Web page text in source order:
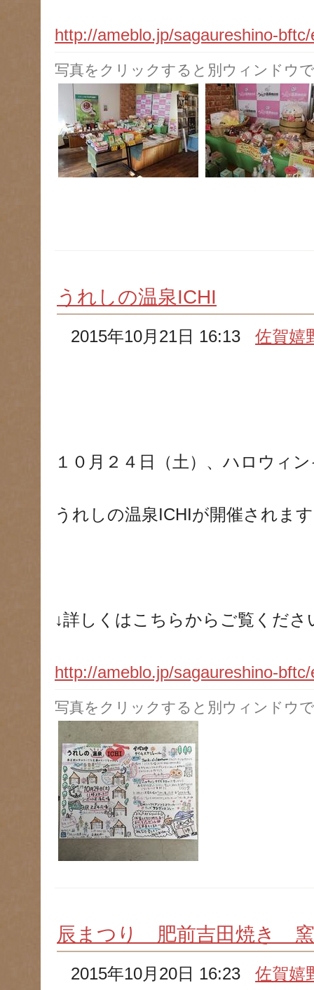
http://ameblo.jp/sagaureshino-
写真をクリックすると別ウィンドウ
うれしの温泉ICHI
2015年10月21日 16:13佐賀嬉
１０月２４日（土）、ハロウィ
うれしの温泉ICHIが開催されま
↓詳しくはこちらからご覧くださ
http://ameblo.jp/sagaureshino-
写真をクリックすると別ウィンドウ
辰まつり 肥前吉田焼き 窯
2015年10月20日 16:23佐賀嬉